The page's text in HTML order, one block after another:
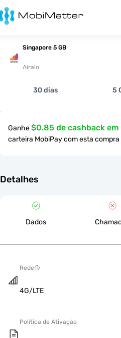
Singapore 5 GB
Airalo
30 dias 5
Ganhe$0.85 de cashback em
carteira MobiPay com esta compra
Detalhes
Dados
Rede
4G/LTE
Política de Ativação